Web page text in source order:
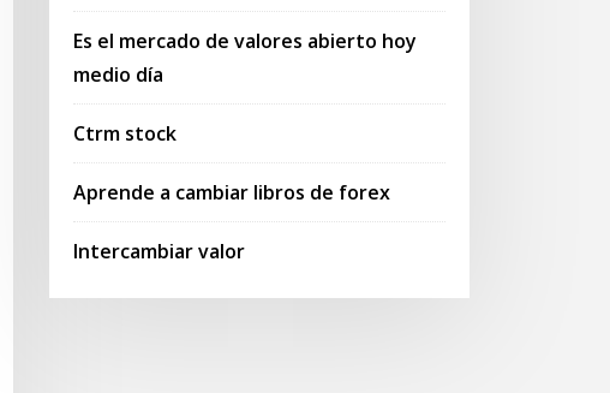
Es el mercado de valores abierto hoy
medio día
Ctrm stock
Aprende a cambiar libros de forex
Intercambiar valor